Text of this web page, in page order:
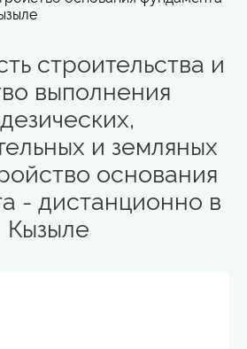
строительства и
выполнения
и земляных
основания
- дистанционно в
Кызыле